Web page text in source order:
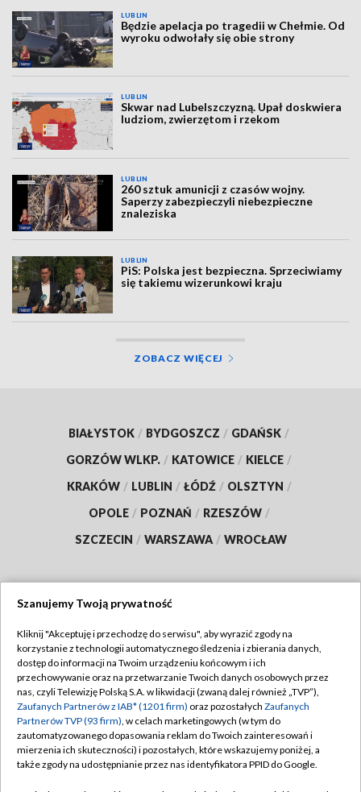
LUBLIN
Będzie apelacja po tragedii w Chełmie. Od
wyroku odwołały się obie strony
LUBLIN
Skwar nad Lubelszczyzną. Upał doskwiera
ludziom, zwierzętom i rzekom
LUBLIN
260 sztuk amunicji z czasów wojny.
Saperzy zabezpieczyli niebezpieczne
znaleziska
LUBLIN
PiS: Polska jest bezpieczna. Sprzeciwiamy
się takiemu wizerunkowi kraju
ZOBACZ WIĘCEJ
BIAŁYSTOK / BYDGOSZCZ / GDAŃSK /
GORZÓW WLKP. / KATOWICE / KIELCE /
KRAKÓW / LUBLIN / ŁÓDŹ / OLSZTYN /
OPOLE / POZNAŃ / RZESZÓW /
SZCZECIN / WARSZAWA / WROCŁAW
TVP
Abonament TVP
Emisja w TVP
Centrum informacji TVP
Naziemna Telewizja Cyfrowa
Regulamin TVP
Polityka prywatności
Moje zgody
Pomoc
Szanujemy Twoją prywatność
Kliknij "Akceptuję i przechodzę do serwisu", aby wyrazić zgody na
korzystanie z technologii automatycznego śledzenia i zbierania danych,
dostęp do informacji na Twoim urządzeniu końcowym i ich
przechowywanie oraz na przetwarzanie Twoich danych osobowych przez
nas, czyli Telewizję Polską S.A. w likwidacji (zwaną dalej również „TVP”),
Zaufanych Partnerów z IAB* (1201 firm) oraz pozostałych Zaufanych
Partnerów TVP (93 firm), w celach marketingowych (w tym do
zautomatyzowanego dopasowania reklam do Twoich zainteresowań i
mierzenia ich skuteczności) i pozostałych, które wskazujemy poniżej, a
także zgody na udostępnianie przez nas identyfikatora PPID do Google.